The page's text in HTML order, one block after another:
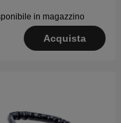
in magazzino
Acquista